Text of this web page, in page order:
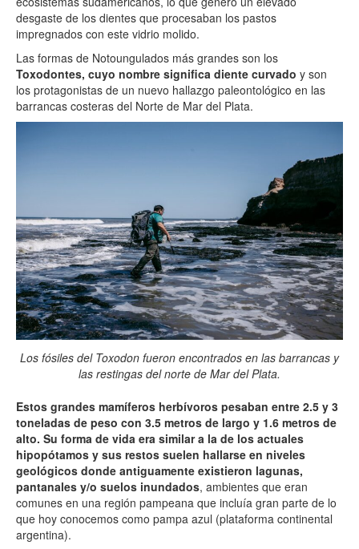
desgaste de los dientes que procesaban los pastos
impregnados con este vidrio molido.
Las formas de Notoungulados más grandes son los
Toxodontes, cuyo nombre significa diente curvado y son
los protagonistas de un nuevo hallazgo paleontológico en las
barrancas costeras del Norte de Mar del Plata.
Los fósiles del Toxodon fueron encontrados en las barrancas y
las restingas del norte de Mar del Plata.
Estos grandes mamíferos herbívoros pesaban entre 2.5 y 3
toneladas de peso con 3.5 metros de largo y 1.6 metros de
alto. Su forma de vida era similar a la de los actuales
hipopótamos y sus restos suelen hallarse en niveles
geológicos donde antiguamente existieron lagunas,
pantanales y/o suelos inundados, ambientes que eran
comunes en una región pampeana que incluía gran parte de lo
que hoy conocemos como pampa azul (plataforma continental
argentina).